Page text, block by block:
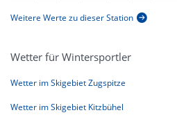
Weitere Werte zu dieser Station
Wetter für Wintersportler
Wetter im Skigebiet Zugspitze
Wetter im Skigebiet Kitzbühel